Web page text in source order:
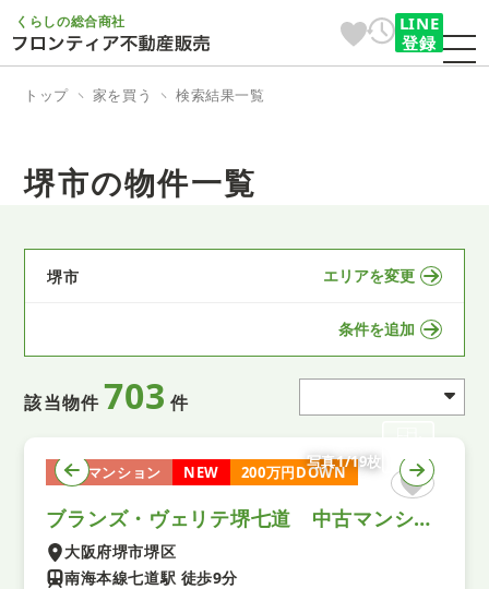
くらしの総合商社
LINE
登録
トップ 家を買う 検索結果一覧
堺市の物件一覧
堺市 エリアを変更
条件を追加
該当物件703 件
中古マンション NEW 200万円DOWN
写真1/19枚
ブランズ・ヴェリテ堺七道 中古マンション
大阪府堺市堺区
南海本線七道駅 徒歩9分